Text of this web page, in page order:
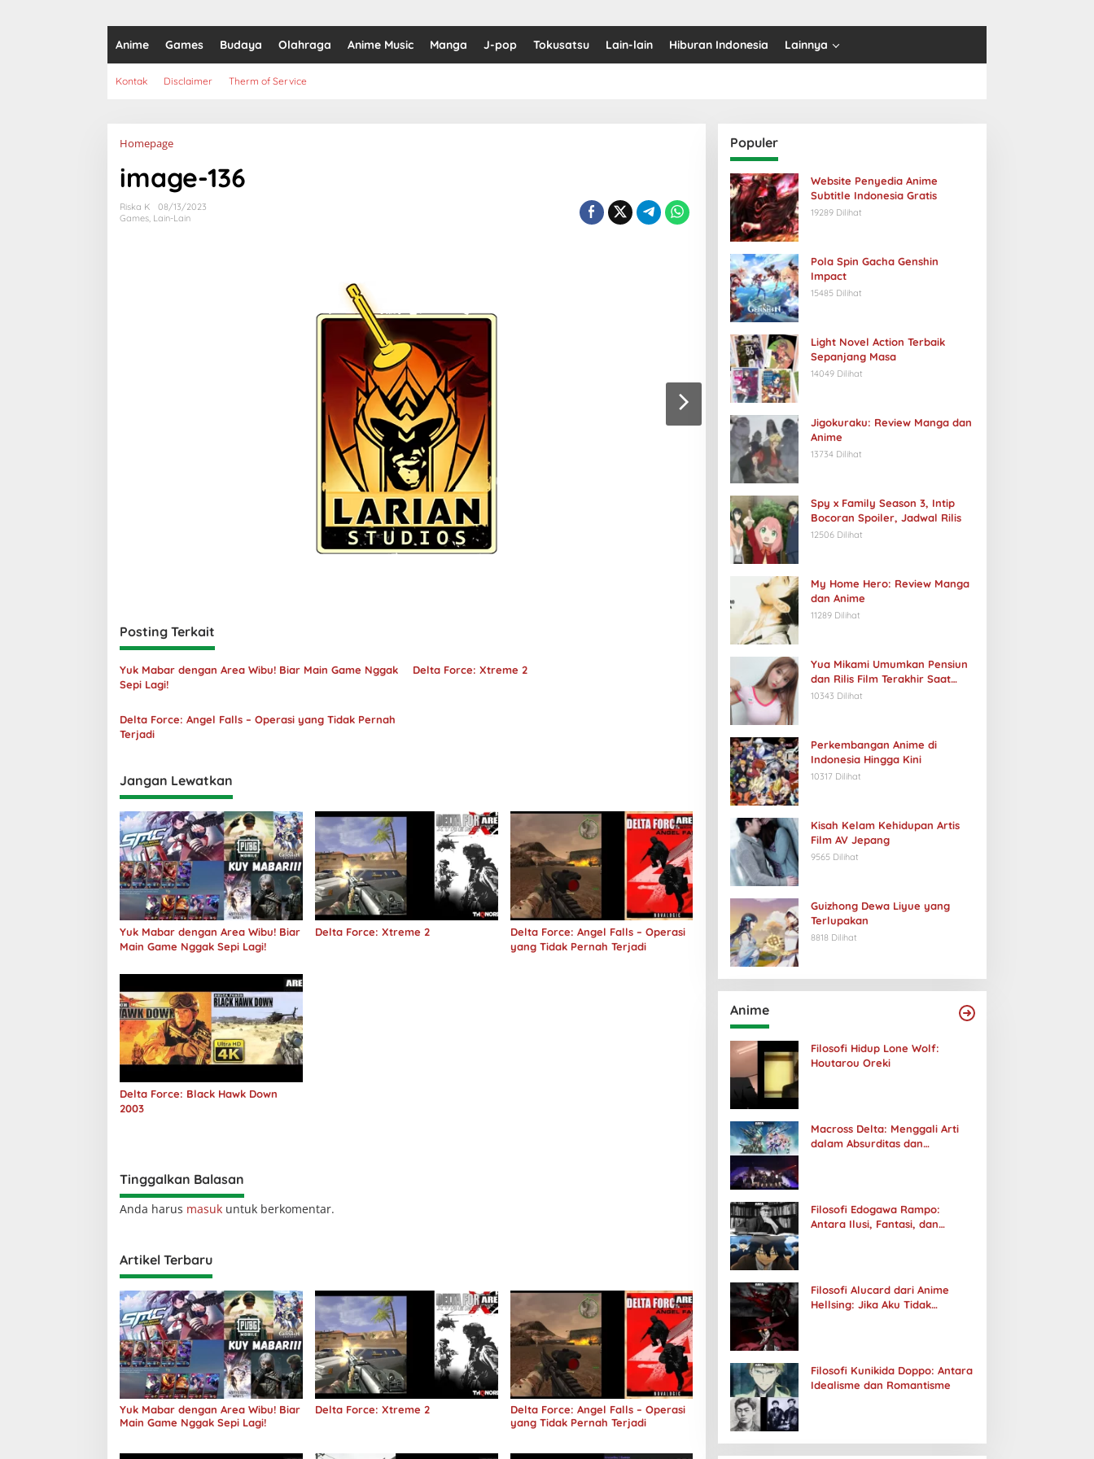
Anime Games Budaya Olahraga Anime Music Manga J-pop Tokusatsu Lain-lain Hiburan Indonesia Lainnya
Kontak Disclaimer Therm of Service
HomepageLampiran
image-136
Riska K
08/13/2023
Games, Lain-Lain
Posting Terkait
Yuk Mabar dengan Area Wibu! Biar Main Game Nggak
Sepi Lagi!
Delta Force: Xtreme 2
Delta Force: Angel Falls – Operasi yang Tidak Pernah
Terjadi
Jangan Lewatkan
Yuk Mabar dengan Area Wibu! Biar
Main Game Nggak Sepi Lagi!
Delta Force: Xtreme 2
Delta Force: Angel Falls – Operasi
yang Tidak Pernah Terjadi
Delta Force: Black Hawk Down
2003
Tinggalkan Balasan
Anda harus masuk untuk berkomentar.
Artikel Terbaru
Yuk Mabar dengan Area Wibu! Biar
Main Game Nggak Sepi Lagi!
Delta Force: Xtreme 2
Delta Force: Angel Falls – Operasi
yang Tidak Pernah Terjadi
Populer
Website Penyedia Anime
Subtitle Indonesia Gratis
19289 Dilihat
Pola Spin Gacha Genshin
Impact
15485 Dilihat
Light Novel Action Terbaik
Sepanjang Masa
14049 Dilihat
Jigokuraku: Review Manga dan
Anime
13734 Dilihat
Spy x Family Season 3, Intip
Bocoran Spoiler, Jadwal Rilis
12506 Dilihat
My Home Hero: Review Manga
dan Anime
11289 Dilihat
Yua Mikami Umumkan Pensiun
dan Rilis Film Terakhir Saat
Ulang Tahun
10343 Dilihat
Perkembangan Anime di
Indonesia Hingga Kini
10317 Dilihat
Kisah Kelam Kehidupan Artis
Film AV Jepang
9565 Dilihat
Guizhong Dewa Liyue yang
Terlupakan
8818 Dilihat
Anime
Filosofi Hidup Lone Wolf:
Houtarou Oreki
Macross Delta: Menggali Arti
dalam Absurditas dan
Filosofi Edogawa Rampo:
Antara Ilusi, Fantasi, dan
Filosofi Alucard dari Anime
Hellsing: Jika Aku Tidak
Filosofi Kunikida Doppo: Antara
Idealisme dan Romantisme